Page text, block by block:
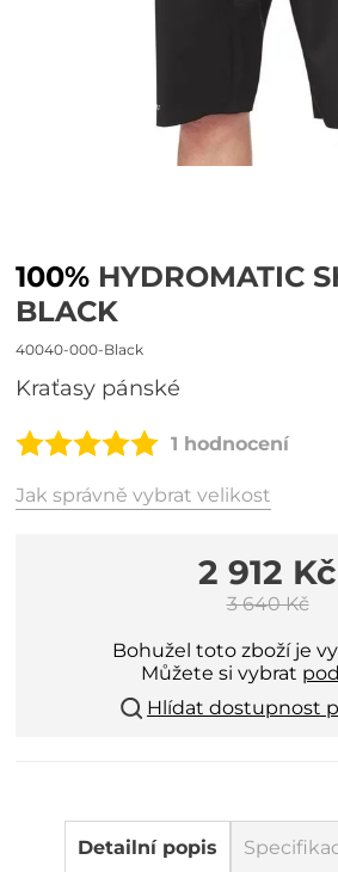
100% HYDROMATIC
BLACK
40040-000-Black
kraťasy pánské
1 hodnocení
Jak správně vybrat velikost
2 912 Kč
3 640 Kč
Bohužel toto zboží je
Můžete si vybrat
Hlídat dostupnost
Detailní popis